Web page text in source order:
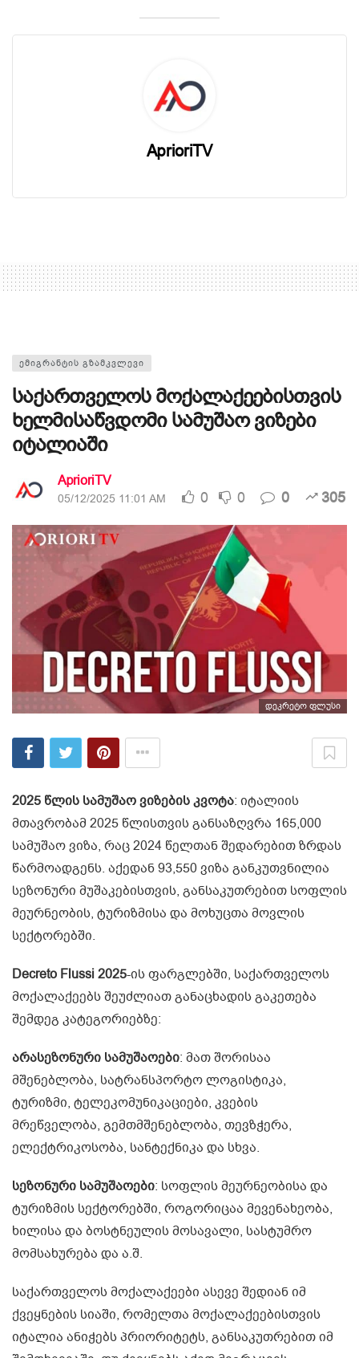
AprioriTV
ᲔᲛᲘᲒᲠᲐᲜᲢᲘᲡ ᲒᲖᲐᲛᲙᲕᲚᲔᲕᲘ
საქართველოს მოქალაქეებისთვის
ხელმისაწვდომი სამუშაო ვიზები
იტალიაში
AprioriTV
05/12/2025 11:01 AM 0 0 0 305
დეკრეტო ფლუსი
2025 წლის სამუშაო ვიზების კვოტა: იტალიის
მთავრობამ 2025 წლისთვის განსაზღვრა 165,000
სამუშაო ვიზა, რაც 2024 წელთან შედარებით ზრდას
წარმოადგენს. აქედან 93,550 ვიზა განკუთვნილია
სეზონური მუშაკებისთვის, განსაკუთრებით სოფლის
მეურნეობის, ტურიზმისა და მოხუცთა მოვლის
სექტორებში.
Decreto Flussi 2025-ის ფარგლებში, საქართველოს
მოქალაქეებს შეუძლიათ განაცხადის გაკეთება
შემდეგ კატეგორიებზე:
არასეზონური სამუშაოები: მათ შორისაა
მშენებლობა, სატრანსპორტო ლოგისტიკა,
ტურიზმი, ტელეკომუნიკაციები, კვების
მრეწველობა, გემთმშენებლობა, თევზჭერა,
ელექტრიკოსობა, სანტექნიკა და სხვა.
სეზონური სამუშაოები: სოფლის მეურნეობისა და
ტურიზმის სექტორებში, როგორიცაა მევენახეობა,
ხილისა და ბოსტნეულის მოსავალი, სასტუმრო
მომსახურება და ა.შ.
საქართველოს მოქალაქეები ასევე შედიან იმ
ქვეყნების სიაში, რომელთა მოქალაქეებისთვის
იტალია ანიჭებს პრიორიტეტს, განსაკუთრებით იმ